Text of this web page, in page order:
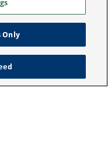
All rights reseved
Only